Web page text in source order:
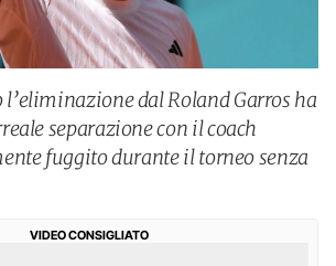
dal Roland Garros ha
separazione con il coach
fuggito durante il torneo senza
VIDEO CONSIGLIATO